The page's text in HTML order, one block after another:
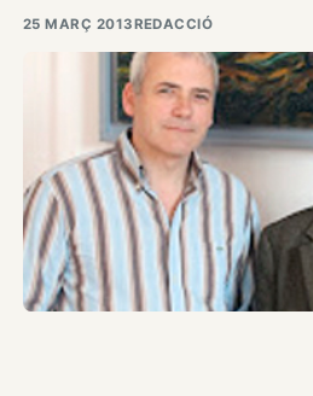
25 MARÇ 2013REDACCIÓ